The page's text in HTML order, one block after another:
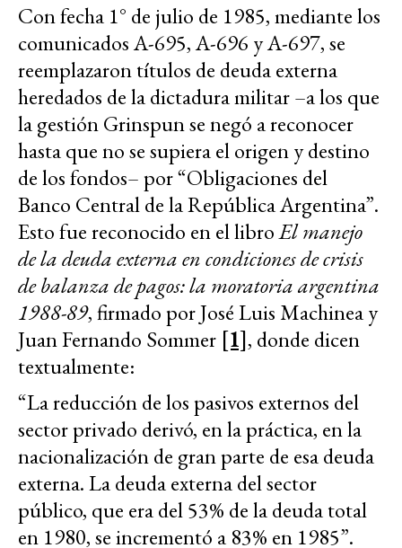
Con fecha 1° de julio de 1985, mediante los
comunicados A-695, A-696 y A-697, se
reemplazaron títulos de deuda externa
heredados de la dictadura militar –a los que
la gestión Grinspun se negó a reconocer
hasta que no se supiera el origen y destino
de los fondos– por “Obligaciones del
Banco Central de la República Argentina”.
Esto fue reconocido en el libroEl manejo
de la deuda externa en condiciones de crisis
de balanza de pagos: la moratoria argentina
1988-89, firmado por José Luis Machinea y
Juan Fernando Sommer [1], donde dicen
textualmente:
“La reducción de los pasivos externos del
sector privado derivó, en la práctica, en la
nacionalización de gran parte de esa deuda
externa. La deuda externa del sector
público, que era del 53% de la deuda total
en 1980, se incrementó a 83% en 1985”.